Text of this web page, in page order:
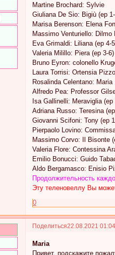
Martine Brochard: Sylvie
Giuliana De Sio: Bigiù (ep
Marisa Berenson: Elena
Massimo Venturiello: Dilmo
Eva Grimaldi: Liliana (ep 4-
Valeria Milillo: Piera (ep 3-6)
Bruno Eyron: colonello
Laura Torrisi: Ortensia
Rosalinda Celentano:
Alfredo Pea: Professor
Isa Gallinelli: Meraviglia (ep
Adriana Russo: Teresina
Giovanni Scifoni: Tony (ep
Pierpaolo Lovino:
Massimo Corvo: Il Bisonte
Valeria Flore: Contessina
Emilio Bonucci: Guido
Aldo Bergamasco: Enisio
Продолжительность
Эту теленовеллу Вы
0
Поделиться22.08.2021
Maria
Привет, подскажите